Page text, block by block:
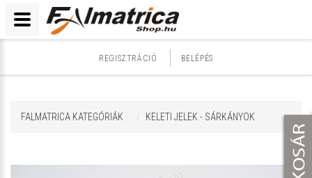
REGISZTRÁCIÓ BELÉPÉS
FALMATRICA KATEGÓRIÁK KELETI JELEK - SÁRKÁNYOK